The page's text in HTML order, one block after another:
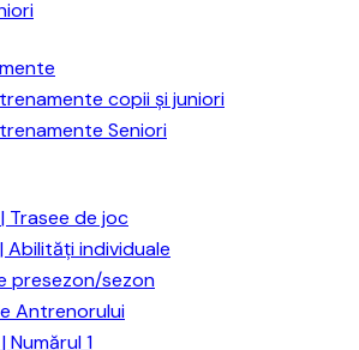
copii și juniori
Seniori
Trasee de joc
Abilități individuale
presezon/sezon
Antrenorului
Numărul 1